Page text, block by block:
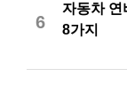
6
자동차 연
8가지